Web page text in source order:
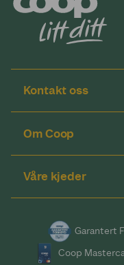
Kontakt oss
Om Coop
Våre kjeder
Garantert
Coop